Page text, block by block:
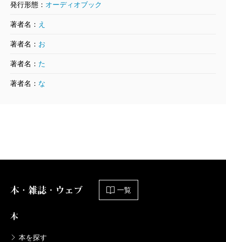
発行形態： オーディオブック
著者名： え
著者名： お
著者名： た
著者名： な
本・雑誌・ウェブ 一覧
本
本を探す